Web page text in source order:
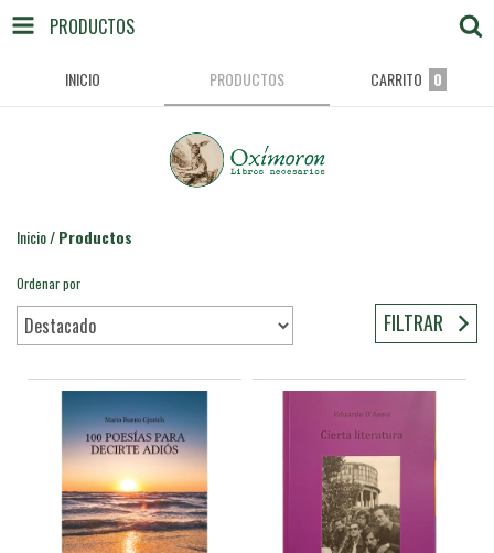
PRODUCTOS
INICIO PRODUCTOS CARRITO 0
Inicio/Productos
Ordenar por
FILTRAR